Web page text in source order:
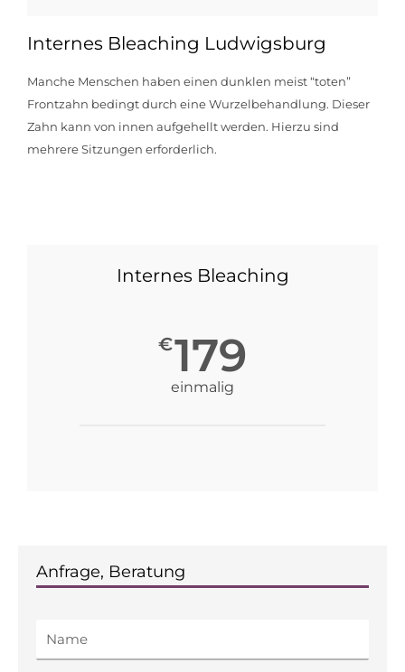
Internes Bleaching Ludwigsburg
Manche Menschen haben einen dunklen meist “toten”
Frontzahn bedingt durch eine Wurzelbehandlung. Dieser
Zahn kann von innen aufgehellt werden. Hierzu sind
mehrere Sitzungen erforderlich.
Internes Bleaching
€179
einmalig
Anfrage, Beratung